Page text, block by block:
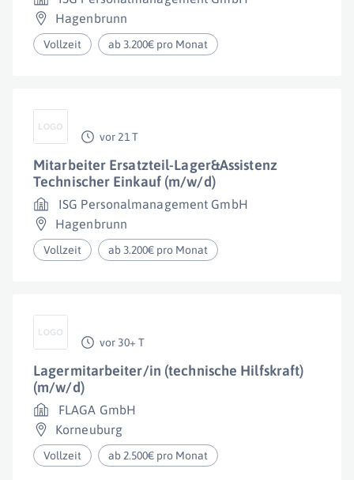
Hagenbrunn
Vollzeit ab 3.200€ pro Monat
vor 21 T
Mitarbeiter Ersatzteil-Lager&Assistenz
Technischer Einkauf (m/w/d)
ISG Personalmanagement GmbH
Hagenbrunn
Vollzeit ab 3.200€ pro Monat
vor 30+ T
Lagermitarbeiter/in (technische Hilfskraft)
(m/w/d)
FLAGA GmbH
Korneuburg
Vollzeit ab 2.500€ pro Monat